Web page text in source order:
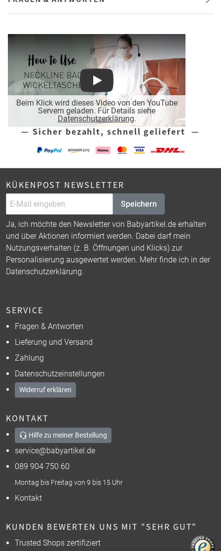
Beim Klick wird dieses Video von den YouTube
Servern geladen. Für Details siehe
Datenschutzerklärung.
Play
— Sicher bezahlt, schnell geliefert —
KÜKENPOST NEWSLETTER
Speichern
Ja, ich möchte den Newsletter von Babyartikel.de erhalten
und über Aktionen informiert werden. Dabei darf mein
Nutzungsverhalten (z. B. Öffnungen und Klicks) zur
Personalisierung ausgewertet werden. Mehr finde ich in der
Datenschutzerklärung.
SERVICE
Fragen & Antworten
Lieferung und Versand
Zahlung
Datenschutzeinstellungen
Widerruf erklären
KONTAKT
Hilfe zu meiner Bestellung
service@babyartikel.de
089 904 750 60
Montag bis Freitag von 9 bis 15 Uhr
Kontakt
KUNDEN BEWERTEN UNS MIT "SEHR GUT"
Trusted Shops zertifiziert